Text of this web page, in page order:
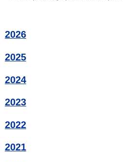
2026
2025
2024
2023
2022
2021